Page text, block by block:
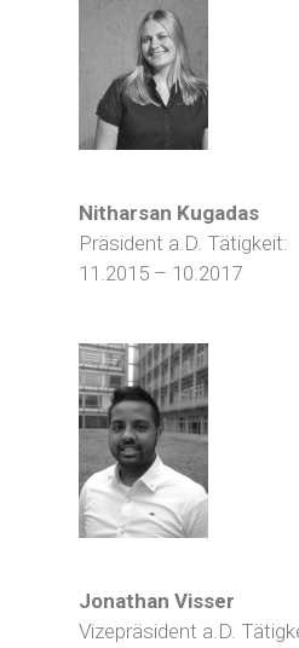
Nitharsan Kugadas
Präsident a.D. Tätigkeit:
11.2015 – 10.2017
Jonathan Visser
Vizepräsident a.D.